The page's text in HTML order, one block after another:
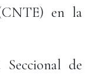
en la
de